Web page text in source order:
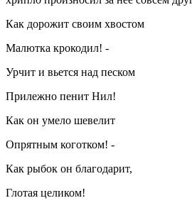
Как дорожит своим хвостом
Малютка крокодил! -
Урчит и вьется над песком
Прилежно пенит Нил!
Как он умело шевелит
Опрятным коготком! -
Как рыбок он благодарит,
Глотая целиком!